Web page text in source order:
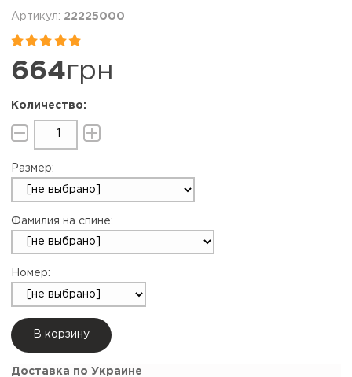
22225000


664грн
Размер:
Фамилия на спине:
Номер:
В корзину
Доставка по Украине